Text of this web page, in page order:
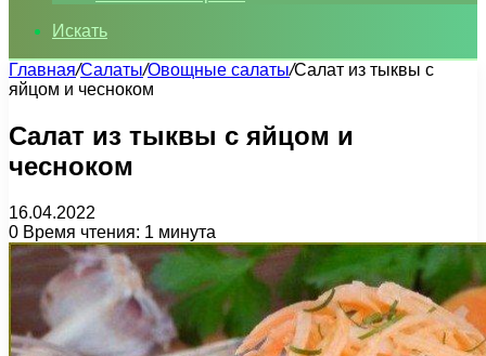
Искать
Главная/Салаты/Овощные салаты/Салат из тыквы с
яйцом и чесноком
Салат из тыквы с яйцом и
чесноком
16.04.2022
0 Время чтения: 1 минута